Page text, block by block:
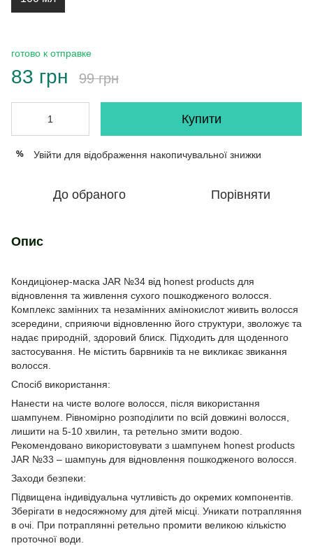
готово к отправке
83 грн 99 грн
Купити
% Увійти для відображення накопичувальної знижки
До обраного Порівняти
Опис
Кондиціонер-маска JAR №34 від honest products для
відновлення та живлення сухого пошкодженого волосся.
Комплекс замінних та незамінних амінокислот живить волосся
зсередини, сприяючи відновленню його структури, зволожує та
надає природній, здоровий блиск. Підходить для щоденного
застосування. Не містить барвників та не викликає звикання
волосся.
Спосіб використання:
Нанести на чисте вологе волосся, після використання
шампунем. Рівномірно розподілити по всій довжині волосся,
лишити на 5-10 хвилин, та ретельно змити водою.
Рекомендовано використовувати з шампунем honest products
JAR №33 – шампунь для відновлення пошкодженого волосся.
Заходи безпеки:
Підвищена індивідуальна чутливість до окремих компонентів.
Зберігати в недосяжному для дітей місці. Уникати потрапляння
в очі. При потраплянні ретельно промити великою кількістю
проточної води.